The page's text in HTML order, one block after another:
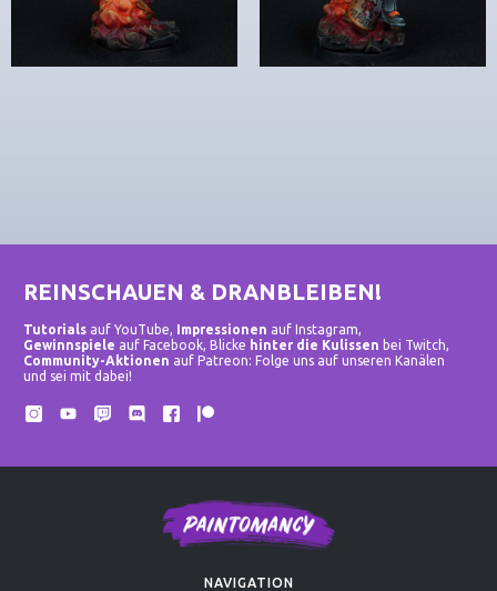
REINSCHAUEN & DRANBLEIBEN!
Tutorials auf YouTube, Impressionen auf Instagram,
Gewinnspiele auf Facebook, Blicke hinter die Kulissen bei Twitch,
Community-Aktionen auf Patreon: Folge uns auf unseren Kanälen
und sei mit dabei!
NAVIGATION